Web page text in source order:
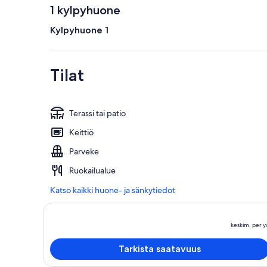
1 kylpyhuone
Kylpyhuone 1
Tilat
Terassi tai patio
Keittiö
Parveke
Ruokailualue
Katso kaikki huone- ja sänkytiedot
keskim. per
Tarkista saatavuus